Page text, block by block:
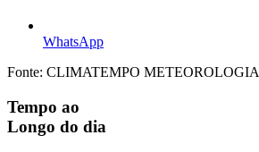
WhatsApp
Fonte: CLIMATEMPO METEOROLOGIA
Tempo ao
Longo do dia